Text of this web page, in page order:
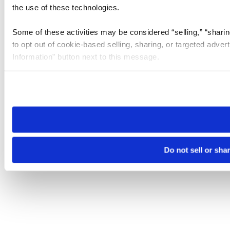
the use of these technologies.
Some of these activities may be considered “selling,”
to opt out of cookie-based selling, sharing, or targeted
Information” button next to this message.
need to be set again.
Do not sell or